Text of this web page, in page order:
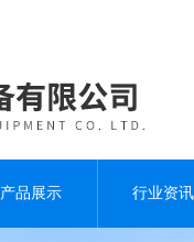
产品展示 行业资讯